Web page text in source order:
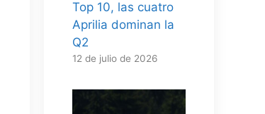
Top 10, las cuatro
Aprilia dominan la
Q2
12 de julio de 2026